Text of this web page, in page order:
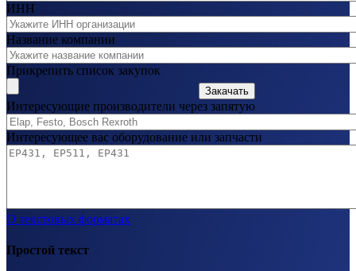
ИНН
Название компании
Прикрепить список закупок
Закачать
Интересующие производители через запятую
Интересующее вас оборудование или запчасти
О текстовых форматах
Простой текст